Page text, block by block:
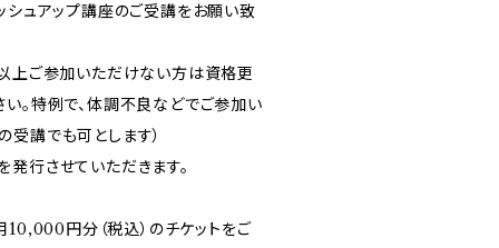
シュアップ講座のご受講をお願い致
以上ご参加いただけない方は資格更
。特例で、体調不良などでご参加い
講でも可とします）
行させていただきます。
円分（税込）のチケットをご